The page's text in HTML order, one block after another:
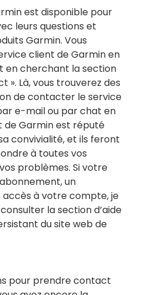
est disponible pour
leurs questions et
Garmin. Vous
client de Garmin en
en cherchant la section
». Là, vous trouverez des
de contacter le service
e-mail ou par chat en
de Garmin est réputé
convivialité, et ils feront
à toutes vos
problèmes. Si votre
un
à votre compte, je
la section d’aide
du site web de
pour prendre contact